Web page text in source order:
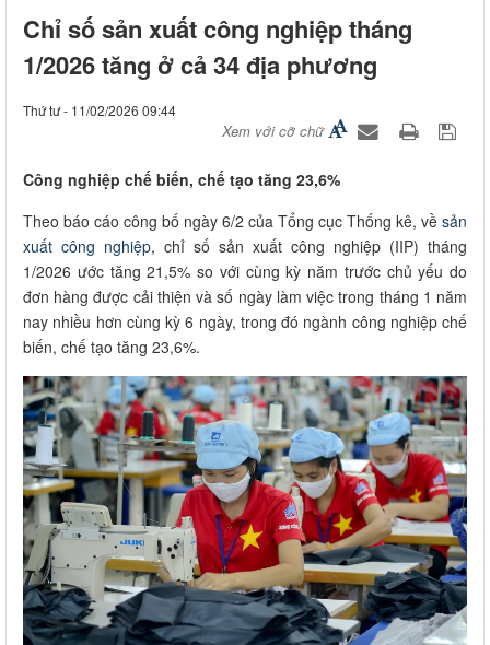
Chỉ số sản xuất công nghiệp tháng
1/2026 tăng ở cả 34 địa phương
Thứ tư - 11/02/2026 09:44
Xem với cỡ chữ
Công nghiệp chế biến, chế tạo tăng 23,6%
Theo báo cáo công bố ngày 6/2 của Tổng cục Thống kê, về sản
xuất công nghiệp, chỉ số sản xuất công nghiệp (IIP) tháng
1/2026 ước tăng 21,5% so với cùng kỳ năm trước chủ yếu do
đơn hàng được cải thiện và số ngày làm việc trong tháng 1 năm
nay nhiều hơn cùng kỳ 6 ngày, trong đó ngành công nghiệp chế
biến, chế tạo tăng 23,6%.